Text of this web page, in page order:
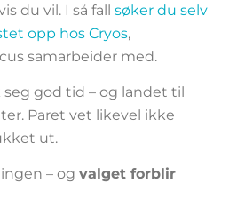
du vil. I så fall søker du selv
opp hos Cryos,
samarbeider med.
seg god tid – og landet til
Paret vet likevel ikke
ut.
– og valget forblir